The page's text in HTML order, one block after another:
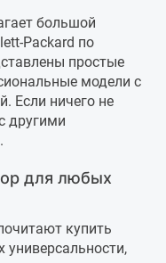
большой
Packard по
простые
модели с
Если ничего не
другими
для любых
купить